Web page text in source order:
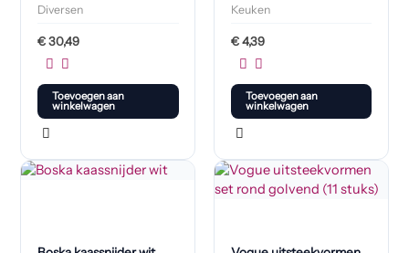
Diversen
€30,49
Toevoegen aan
winkelwagen
Keuken
€4,39
Toevoegen aan
winkelwagen